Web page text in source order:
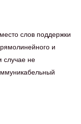
слов поддержки
и
случае не